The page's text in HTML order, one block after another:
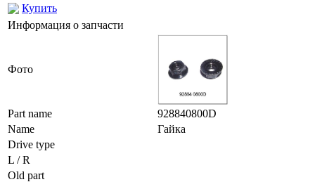
Купить
Информация о запчасти
Фото
Part name
928840800D
Name
Гайка
Drive type
L / R
Old part